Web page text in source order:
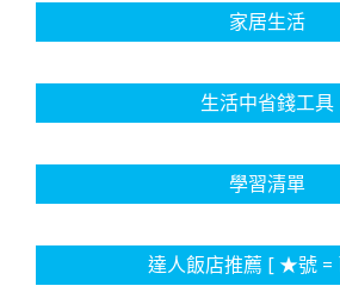
家居生活
生活中省錢工具
學習清單
達人飯店推薦 [ ★號 =